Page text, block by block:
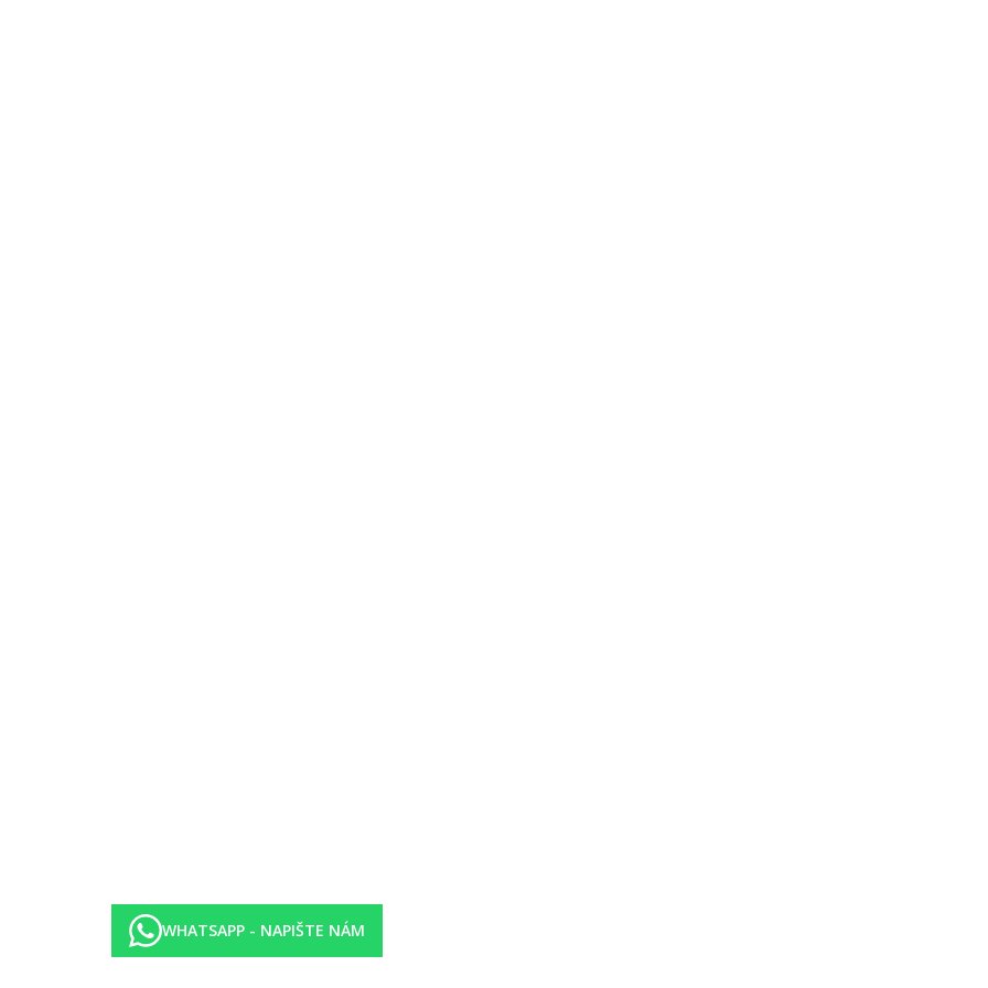
(přihlášení je možné od 16:00 hodin, odhlášení do 10:00 hodin), lobby s barem, výtah, klimatizace, malý obchod a parkoviště (zdarma).
hostům k dispozici zdarma. Vozíčkářům nabízí hotel bezbariérový vstup.
(s otevírací dobou od ledna do prosince).
a večeře.
poplatek), tenis (případně za poplatek, vzdálený cca 1 km) a šipky (zdarma). Ve vzdálenosti cca 1 km jsou nabízeny vodní sporty jako
Golfové hřiště se nachází 5 km od hotelu. Zábava pro dospělé: animační program s večerní show.
služby jsou závislé na ročním období a na místních klimatických podmínkách. Jazyky: angličtina, němčina a francouzština. Kreditní
koutem, vytápěním (individuálně regulovatelným), varnou konvicí (zdarma), balkónem nebo terasou, internetem (zdarma),
regulovatelnou klimatizací (od ledna do prosince). Koupelna se sprchou.
WHATSAPP - NAPIŠTE NÁM